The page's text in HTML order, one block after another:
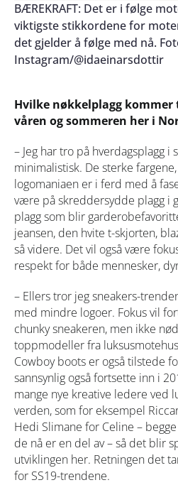
BÆREKRAFT: Det er i følge
viktigste stikkordene for
det gjelder å følge med nå.
Instagram/@idaeinarsdottir
Hvilke nøkkelplagg
våren og sommeren her i
– Jeg har tro på hverdagsplagg
minimalistisk. De sterke
logomaniaen er i ferd med å
være på skreddersydde plagg i
plagg som blir
jeansen, den hvite t-skjorten,
så videre. Det vil også være
respekt for både mennesker,
– Ellers tror jeg sneakers-
med mindre logoer. Fokus vil
chunky sneakeren, men ikke
toppmodeller fra
Cowboy boots er også tilstede
sannsynlig også fortsette inn i
mange nye kreative ledere ved
verden, som for eksempel
Hedi Slimane for Celine –
de nå er en del av – så det blir
utviklingen her. Retningen det
for SS19-trendene.